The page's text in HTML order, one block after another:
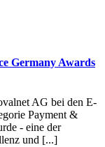
Germany Awards
AG bei den E-
Payment &
- eine der
und [...]